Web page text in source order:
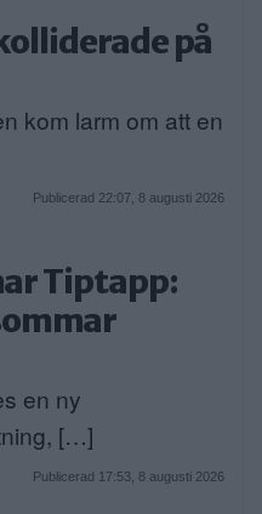
på
kom larm om att en
Publicerad 22:07, 8 augusti 2026
Tiptapp:
en ny
[…]
Publicerad 17:53, 8 augusti 2026